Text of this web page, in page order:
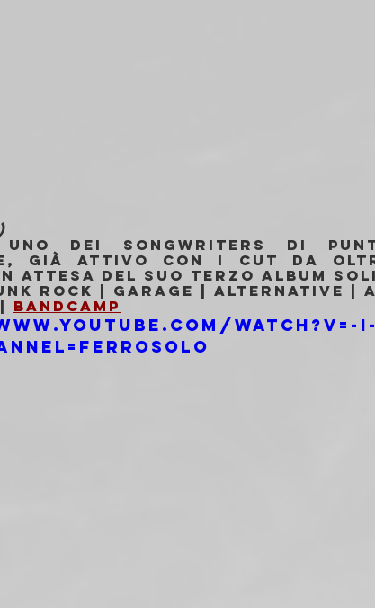
dei songwriters di
già attivo con i CUT da
in attesa del suo terzo album
rock | Garage | Alternative |
Bandcamp
watch?v=-I--